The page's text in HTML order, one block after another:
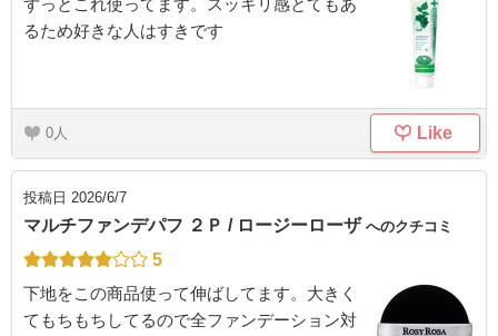
ずっとこれ使ってます。スッキリ感とてもあ
るため好きな人はすきです
0 Like
投稿日 2026/6/7
マルチファンデパフ ２Ｐ / ロージーローザ へのクチコミ
5
下地をこの商品使って伸ばしてます。大きく
てもちもちしてるので全ファンデーション対